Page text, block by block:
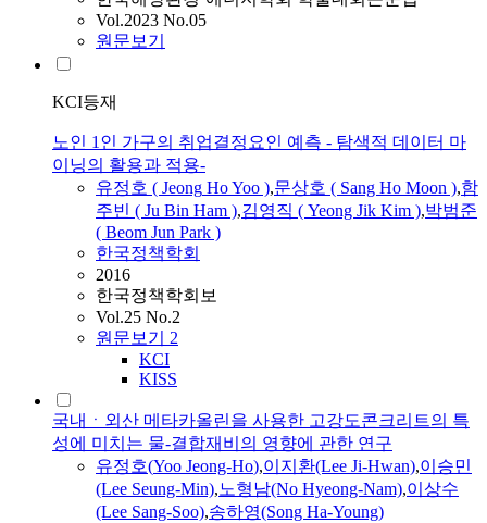
Vol.2023 No.05
원문보기
KCI등재
노인 1인 가구의 취업결정요인 예측 - 탐색적 데이터 마
이닝의 활용과 적용-
유정호 ( Jeong HoYoo ),문상호 ( Sang Ho Moon ),함
주빈 ( Ju Bin Ham ),김영직 ( Yeong Jik Kim ),박범준
( Beom Jun Park )
한국정책학회
2016
한국정책학회보
Vol.25 No.2
원문보기 2
KCI
KISS
국내ㆍ외산 메타카올린을 사용한 고강도콘크리트의 특
성에 미치는 물-결합재비의 영향에 관한 연구
유정호(Yoo Jeong-Ho),이지환(Lee Ji-Hwan),이승민
(Lee Seung-Min),노형남(No Hyeong-Nam),이상수
(Lee Sang-Soo),송하영(Song Ha-Young)